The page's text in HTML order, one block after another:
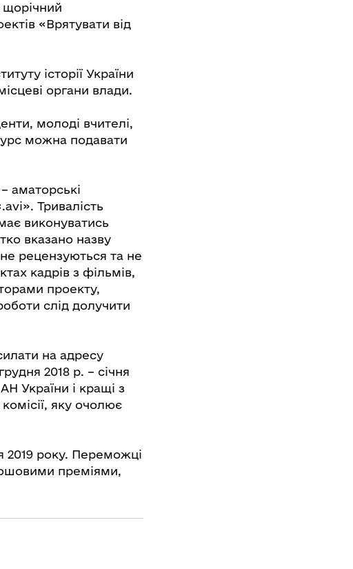
щорічний
«Врятувати від
історії України
органи влади.
молоді вчителі,
можна подавати
аматорські
Тривалість
виконуватись
вказано назву
рецензуються та не
кадрів з фільмів,
проекту,
слід долучити
на адресу
2018 р. – січня
України і кращі з
яку очолює
2019 року. Переможці
преміями,